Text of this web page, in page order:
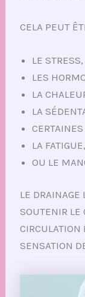
CELA PEUT
LE STRESS,
LES
LA
LA
LA FATIGUE,
OU LE
LE DRAINAGE
SOUTENIR LE
CIRCULATION
SENSATION